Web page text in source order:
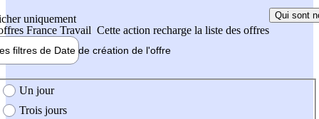
uniquement
France Travail Cette action recharge la liste des offres
Qui sont
filtres de Date de création de l'offre
création de l'offre
Un jour
Trois jours